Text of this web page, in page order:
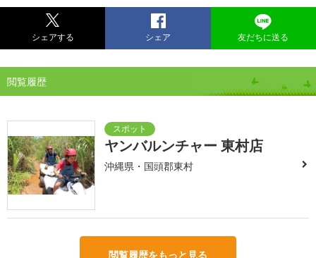
シェアする シェア 友だちに送る
閲覧履歴
ヤンバルンチャー 東村店
沖縄県・国頭郡東村
閲覧履歴をもっと見る